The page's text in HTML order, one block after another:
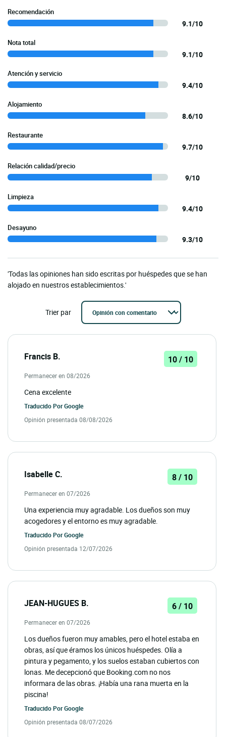
Recomendación
9.1/10
Nota total
9.1/10
Atención y servicio
9.4/10
Alojamiento
8.6/10
Restaurante
9.7/10
Relación calidad/precio
9/10
Limpieza
9.4/10
Desayuno
9.3/10
'Todas las opiniones han sido escritas por huéspedes que se han
alojado en nuestros establecimientos.'
Trier par
Francis B. 10 / 10
Permanecer en 08/2026
Cena excelente
Traducido PorGoogle
Opinión presentada 08/08/2026
Isabelle C. 8 / 10
Permanecer en 07/2026
Una experiencia muy agradable. Los dueños son muy
acogedores y el entorno es muy agradable.
Traducido PorGoogle
Opinión presentada 12/07/2026
JEAN-HUGUES B. 6 / 10
Permanecer en 07/2026
Los dueños fueron muy amables, pero el hotel estaba en
obras, así que éramos los únicos huéspedes. Olía a
pintura y pegamento, y los suelos estaban cubiertos con
lonas. Me decepcionó que Booking.com no nos
informara de las obras. ¡Había una rana muerta en la
piscina!
Traducido PorGoogle
Opinión presentada 08/07/2026